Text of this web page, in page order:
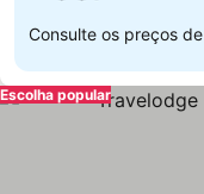
Consulte os preços de
Escolha popular